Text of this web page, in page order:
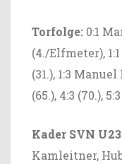
Torfolge: 0:1
(4./Elfmeter),
(31.), 1:3 Manuel
(65.), 4:3 (70.),
Kader SVN
Kamleitner,